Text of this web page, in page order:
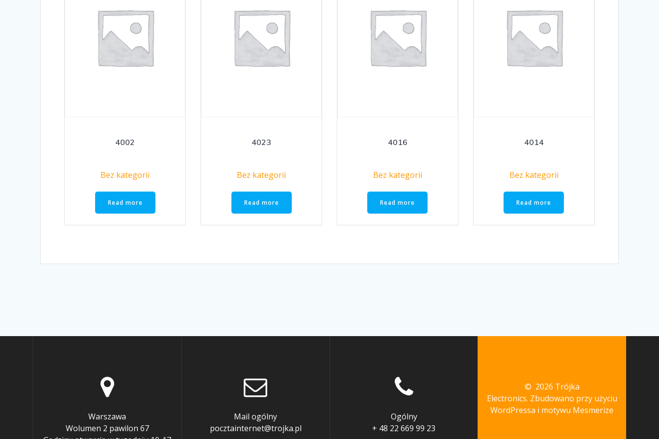
4002
Bez kategorii
Read more
4023
Bez kategorii
Read more
4016
Bez kategorii
Read more
4014
Bez kategorii
Read more
Warszawa
Wolumen 2 pawilon 67
Mail ogólny
pocztainternet@trojka.pl
Ogólny
+ 48 22 669 99 23
© 2026 Trójka
Electronics. Zbudowano przy użyciu
WordPressa i motywu Mesmerize